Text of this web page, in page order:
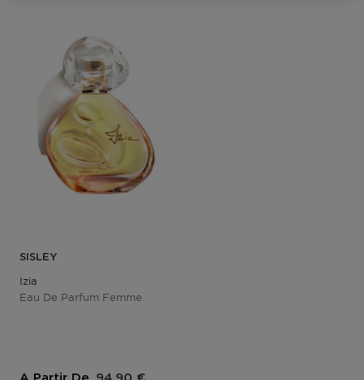
SISLEY
Izia
Eau De Parfum Femme
A Partir De Prix du produit
94,90 €